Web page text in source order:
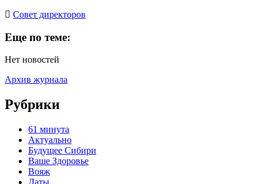
Cовет директоров
Еще по теме:
Нет новостей
Архив журнала
Рубрики
61 минута
Актуально
Будущее Сибири
Ваше Здоровье
Вояж
Даты